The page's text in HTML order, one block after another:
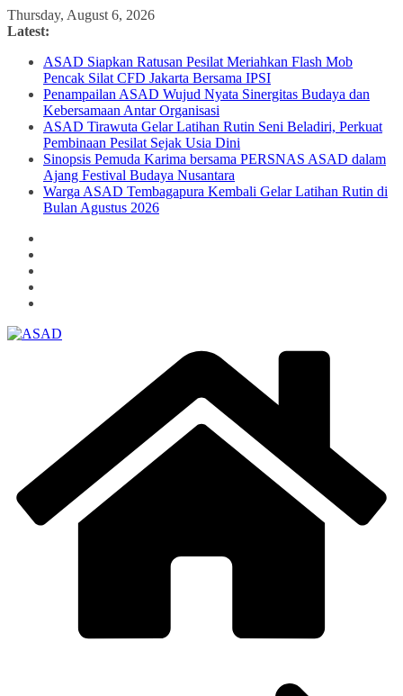
Skip
to
Thursday, August 6, 2026
Latest:
ASAD Siapkan Ratusan Pesilat Meriahkan Flash Mob
Pencak Silat CFD Jakarta Bersama IPSI
Penampailan ASAD Wujud Nyata Sinergitas Budaya dan
Kebersamaan Antar Organisasi
ASAD Tirawuta Gelar Latihan Rutin Seni Beladiri, Perkuat
Pembinaan Pesilat Sejak Usia Dini
Sinopsis Pemuda Karima bersama PERSNAS ASAD dalam
Ajang Festival Budaya Nusantara
Warga ASAD Tembagapura Kembali Gelar Latihan Rutin di
Bulan Agustus 2026